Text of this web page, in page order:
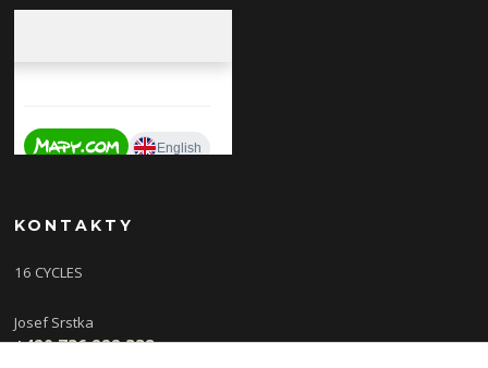
KONTAKTY
16 CYCLES
Josef Srstka
+420 736 222 338